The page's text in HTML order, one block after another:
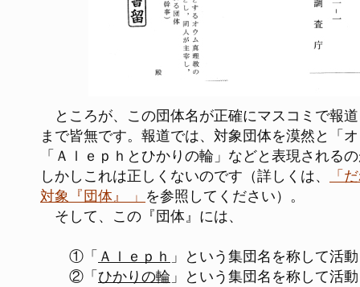
ところが、この団体名が正確にマスコミで報
まで皆無です。報道では、対象団体を漠然と「
「Ａｌｅｐｈとひかりの輪」などと表現される
しかしこれは正しくないのです（詳しくは、
「
対象『団体』 」 を参照してください）。
そして、この『団体』には、
①「 Ａｌｅｐｈ 」という集団名を称して活
②「 ひかりの輪 」という集団名を称して活